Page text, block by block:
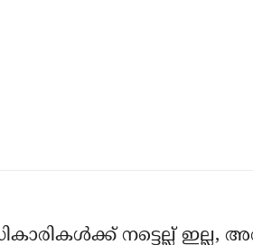
നട്ടെല്ല് ഇല്ല,